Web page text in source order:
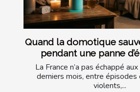
Quand la domotique
pendant une panne
La France n’a pas échappé
derniers mois, entre épisodes
violents,...